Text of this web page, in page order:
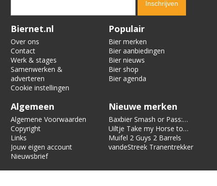
Verification code:
Biernet.nl
Over ons
Contact
Werk & stages
Samenwerken &
adverteren
Cookie instellingen
Populair
Bier merken
Bier aanbiedingen
Bier nieuws
Bier shop
Bier agenda
Algemeen
Algemene Voorwaarden
Copyright
Links
Jouw eigen account
Nieuwsbrief
Nieuwe merken
Baxbier Smash or Pass:
Strata
Uiltje Take my Horse to
the Hotel Room
Muifel 2 Guys 2 Barrels
vandeStreek Tranentrekker